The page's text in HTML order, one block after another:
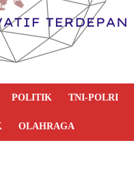
POLITIK TNI-POLRI
OLAHRAGA